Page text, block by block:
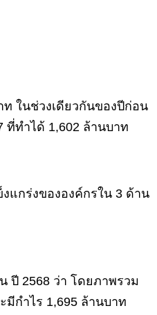
ท ในช่วงเดียวกันของปีก่อน
ที่ทำได้ 1,602 ล้านบาท
แกร่งขององค์กรใน 3 ด้าน
ปี 2568 ว่า โดยภาพรวม
มีกำไร 1,695 ล้านบาท